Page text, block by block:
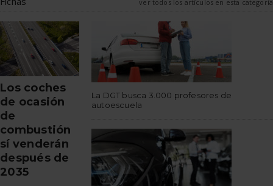
ver todos los artículos en esta categoría
Los coches
de ocasión
de
combustión
sí venderán
después de
2035
La DGT busca 3.000 profesores de
autoescuela